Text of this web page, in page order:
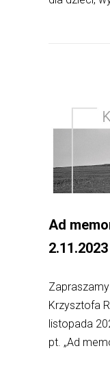
Ad
Krzysztofa
listopada
pt. „Ad